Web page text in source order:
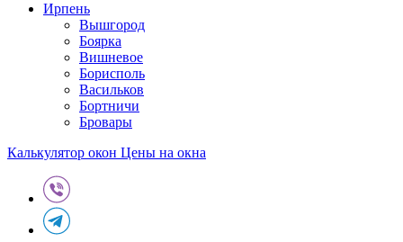
Ирпень
Вышгород
Боярка
Вишневое
Борисполь
Васильков
Бортничи
Бровары
Калькулятор окон Цены на окна